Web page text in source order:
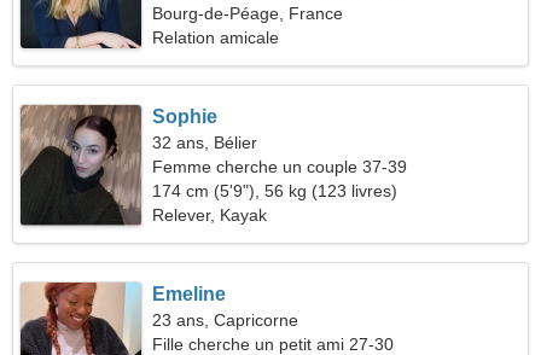
Bourg-de-Péage, France
Relation amicale
Sophie
32 ans, Bélier
Femme cherche un couple 37-39
174 cm (5'9"), 56 kg (123 livres)
Relever, Kayak
Emeline
23 ans, Capricorne
Fille cherche un petit ami 27-30